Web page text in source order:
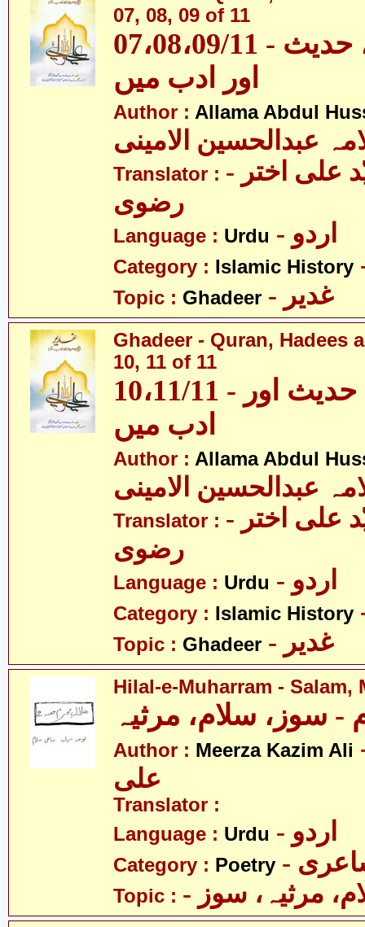
07, 08, 09 of 11
07،08،09/11 - غدیر - قرآن، حدیث
اور ادب میں
Author : Allama Abdul
عبدالحسین الامینی
Translator : - مولانا سیّد علی اختر
رضوی
Language : Urdu - اردو
Category : Islamic History
Topic : Ghadeer - غدیر
Ghadeer - Quran, Hadees
10, 11 of 11
10،11/11 - غدیر - قرآن، حدیث اور
ادب میں
Author : Allama Abdul
عبدالحسین الامینی
Translator : - مولانا سیّد علی اختر
رضوی
Language : Urdu - اردو
Category : Islamic History
Topic : Ghadeer - غدیر
Hilal-e-Muharram - Salam,
- سوز، سلام، مرثیہ
Author : Meerza Kazim Ali
علی
Translator :
Language : Urdu - اردو
Category : Poetry
Topic : مرثیہ، سوز